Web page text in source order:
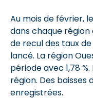
Au mois de février,
dans chaque région
de recul des taux
lancé. La région
période avec 1,78
région. Des baisses
enregistrées.